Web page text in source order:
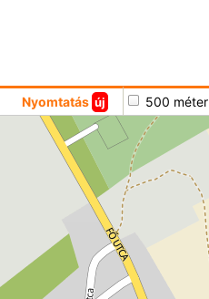
Nyomtatás új 500 méter